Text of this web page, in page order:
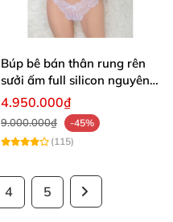
Búp bê bán thân rung rên
sưởi ấm full silicon nguyên
khối
4.950.000₫
9.000.000₫
-45%
(115)
4 5